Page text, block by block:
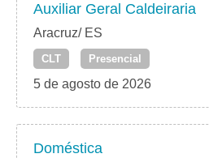
Auxiliar Geral Caldeiraria
Aracruz/ ES
CLT Presencial
5 de agosto de 2026
Doméstica